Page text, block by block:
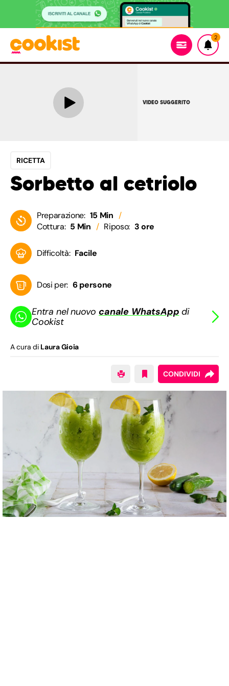
2
VIDEO SUGGERITO
RICETTA
Sorbetto al cetriolo
Preparazione: 15 Min
Cottura: 5 Min Riposo: 3 ore
Difficoltà: Facile
Dosi per: 6 persone
Entra nel nuovocanale WhatsApp di
Cookist
A cura di Laura Gioia
CONDIVIDI